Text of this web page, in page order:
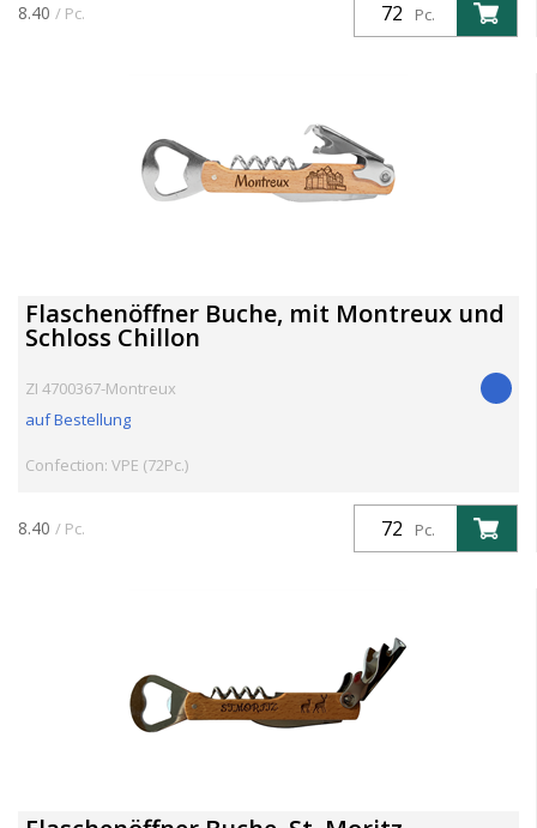
Pc.
8.40 / Pc.
Flaschenöffner Buche, mit Montreux und
Schloss Chillon
ZI 4700367-Montreux
auf Bestellung
Confection: VPE (72Pc.)
Pc.
8.40 / Pc.